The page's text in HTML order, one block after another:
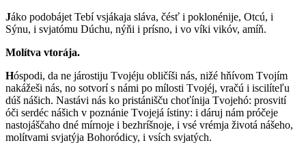
Jáko podobájet Tebí vsjákaja sláva, čésť i poklonénije, Otcú, i
Sýnu, i svjatómu Dúchu, nýňi i prísno, i vo víki vikóv, amíň.
Molítva vtorája.
Hóspodi, da ne járostiju Tvojéju obličíši nás, nižé hňívom Tvojím
nakážeši nás, no sotvorí s námi po mílosti Tvojéj, vračú i iscilíteľu
dúš nášich. Nastávi nás ko pristánišču choťínija Tvojehó: prosvití
óči serdéc nášich v poznánie Tvojejá ístiny: i dáruj nám próčeje
nastojáščaho dné mírnoje i bezhríšnoje, i vsé vrémja životá nášeho,
molítvami svjatýja Bohoródicy, i vsích svjatých.